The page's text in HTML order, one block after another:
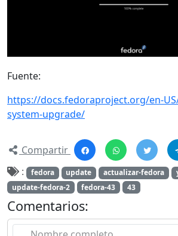
Fuente:
https://docs.fedoraproject.org/en-
system-upgrade/
Compartir
:
fedora update actualizar-fedora
update-fedora-2
fedora-43 43
Comentarios: